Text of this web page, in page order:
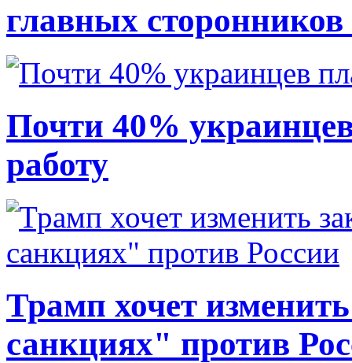
главных
Почти 40%
работу
Трамп хочет
санкциях" против